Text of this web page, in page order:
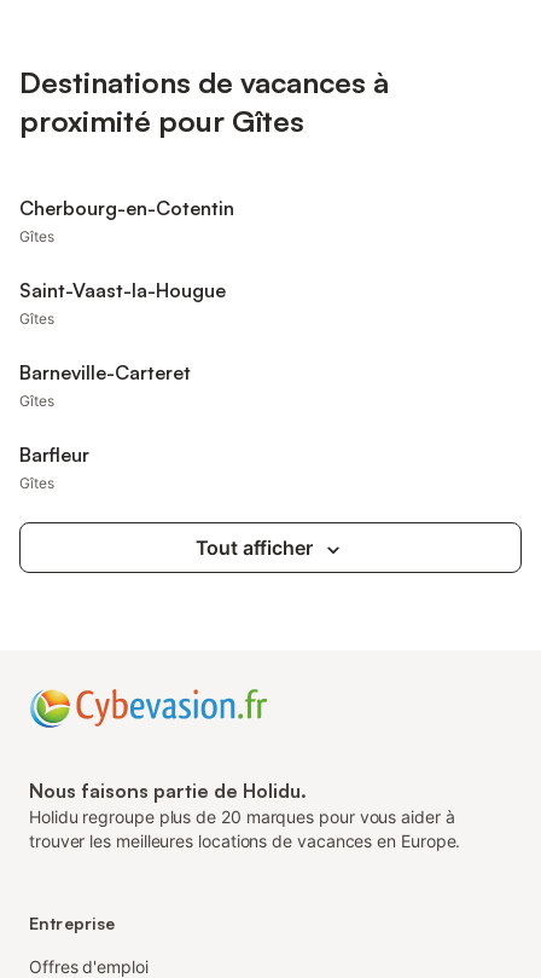
Destinations de vacances à
proximité pour Gîtes
Cherbourg-en-Cotentin
Gîtes
Saint-Vaast-la-Hougue
Gîtes
Barneville-Carteret
Gîtes
Barfleur
Gîtes
Tout afficher
Nous faisons partie de Holidu.
Holidu regroupe plus de 20 marques pour vous aider à
trouver les meilleures locations de vacances en Europe.
Entreprise
Offres d'emploi